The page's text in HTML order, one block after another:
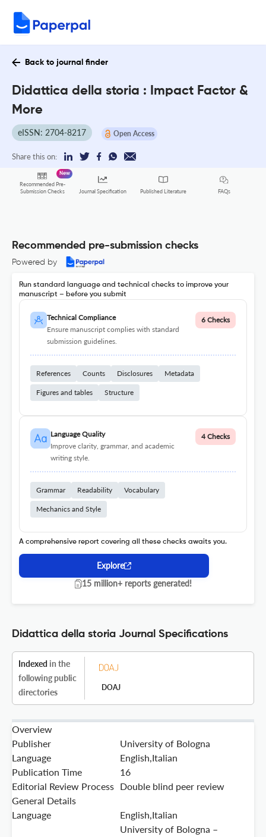
Back to journal finder
Didattica della storia : Impact Factor &
More
eISSN: 2704-8217 Open Access
Share this on:
Recommended Pre-
Submission Checks
New
Journal Specification Published Literature FAQs
Recommended pre-submission checks
Powered by
Run standard language and technical checks to improve your
manuscript – before you submit
Technical Compliance
Ensure manuscript complies with standard
submission guidelines.
6 Checks
References Counts Disclosures Metadata
Figures and tables Structure
Language Quality
Improve clarity, grammar, and academic
writing style.
4 Checks
Grammar Readability Vocabulary
Mechanics and Style
A comprehensive report covering all these checks awaits you.
Explore
15 million+ reports generated!
Didattica della storia Journal Specifications
Indexed in the
following public
directories
DOAJ
Overview
Publisher
University of Bologna
Language
English,Italian
Publication Time
16
Editorial Review Process Double blind peer review
General Details
Language
English,Italian
University of Bologna –